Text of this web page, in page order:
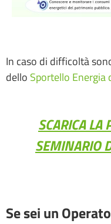
In caso di difficoltà
dello Sportello Energia
SCARICA LA
SEMINARIO
Se sei un